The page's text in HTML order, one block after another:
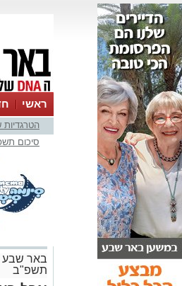
ראשי
עסקים
סיכום
באר שבע
תשפ"ב
אבל בערד:
רותם שרון
25.09.22 / 12:08